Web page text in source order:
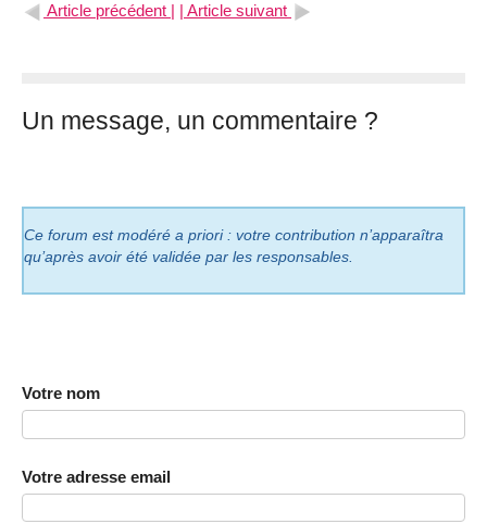
Article précédent | | Article suivant
Un message, un commentaire ?
Ce forum est modéré a priori : votre contribution n’apparaîtra
qu’après avoir été validée par les responsables.
Votre nom
Votre adresse email